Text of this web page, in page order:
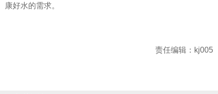
康好水的需求。
责任编辑：kj005